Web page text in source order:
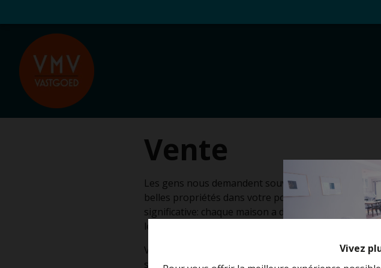
Vivez
Vente
Les gens nous demandent souvent: pourquoi avez-
belles propriétés dans votre portefeuille? La
significative: chaque maison a du caractère, il suffit
les gens puissent le voir.
VMV REAL ESTATE c'est plus que de l'immobilier.
stimulant de notre équipe motivée grâce à laquelle